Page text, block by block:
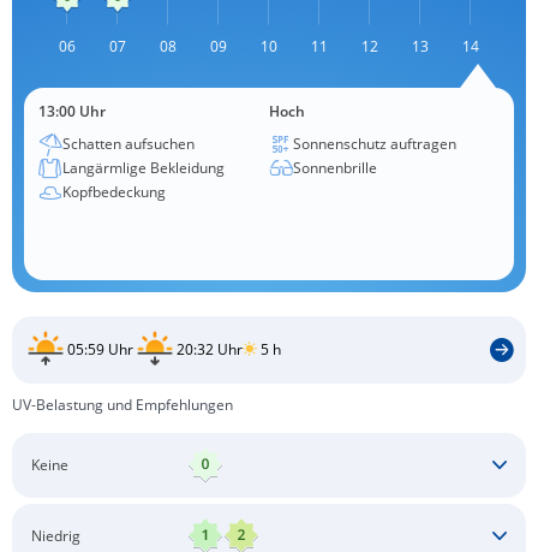
L
06 07 08 09 10 11 12 13 14
13:00 Uhr
Schatten aufsuchen
Langärmlige Bekleidung
Kopfbedeckung
Hoch
Sonnenschutz auftragen
Sonnenbrille
05:59 Uhr 20:32 Uhr 5 h
UV-Belastung und Empfehlungen
Keine
Niedrig